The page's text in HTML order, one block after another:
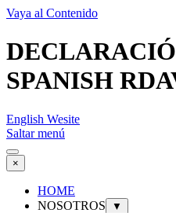
Vaya al Contenido
SPANISH
English Wesite
Saltar menú
×
HOME
NOSOTROS
▼